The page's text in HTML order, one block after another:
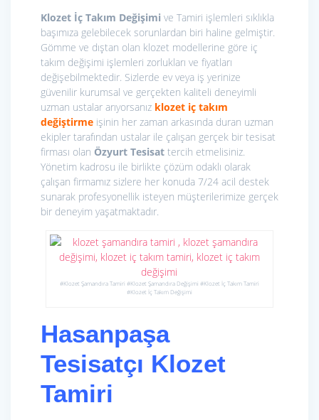
Klozet İç Takım Değişimi ve Tamiri işlemleri sıklıkla
başımıza gelebilecek sorunlardan biri haline gelmiştir.
Gömme ve dıştan olan klozet modellerine göre iç
takım değişimi işlemleri zorlukları ve fiyatları
değişebilmektedir. Sizlerde ev veya iş yerinize
güvenilir kurumsal ve gerçekten kaliteli deneyimli
uzman ustalar arıyorsanız klozet iç takım
değiştirme işinin her zaman arkasında duran uzman
ekipler tarafından ustalar ile çalışan gerçek bir tesisat
firması olan Özyurt Tesisat tercih etmelisiniz.
Yönetim kadrosu ile birlikte çözüm odaklı olarak
çalışan firmamız sizlere her konuda 7/24 acil destek
sunarak profesyonellik isteyen müşterilerimize gerçek
bir deneyim yaşatmaktadır.
#Klozet Şamandıra Tamiri #Klozet Şamandıra Değişimi #Klozet İç Takım Tamiri
#Klozet İç Takım Değişimi
Hasanpaşa
Tesisatçı Klozet
Tamiri